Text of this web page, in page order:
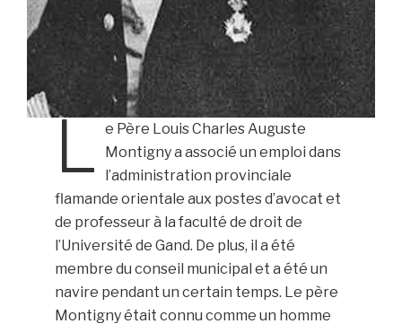
L e Père Louis Charles Auguste
Montigny a associé un emploi dans
l’administration provinciale
flamande orientale aux postes d’avocat et
de professeur à la faculté de droit de
l’Université de Gand. De plus, il a été
membre du conseil municipal et a été un
navire pendant un certain temps. Le père
Montigny était connu comme un homme